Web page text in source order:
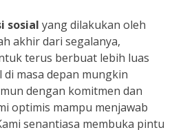
sosial yang dilakukan oleh
akhir dari segalanya,
terus berbuat lebih luas
masa depan mungkin
dengan komitmen dan
optimis mampu menjawab
senantiasa membuka pintu